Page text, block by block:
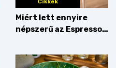
Cikkek
Miért lett ennyire
népszerű az Espresso
érdemes enni mellé?